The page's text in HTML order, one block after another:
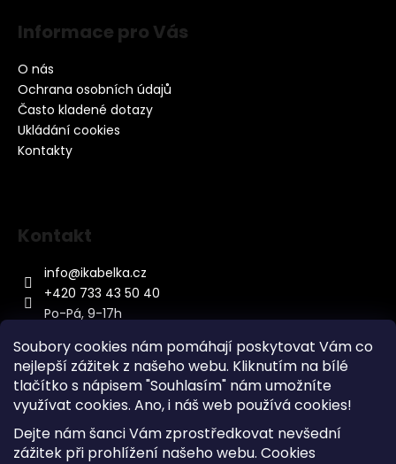
Soubory cookies nám pomáhají poskytovat Vám co
nejlepší zážitek z našeho webu. Kliknutím na bílé
tlačítko s nápisem "Souhlasím" nám umožníte
využívat cookies. Ano, i náš web používá cookies!
Dejte nám šanci Vám zprostředkovat nevšední
zážitek při prohlížení našeho webu. Cookies
Informace pro Vás
O nás
Ochrana osobních údajů
Často kladené dotazy
Ukládání cookies
Kontakty
Kontakt
info@ikabelka.cz
+420 733 43 50 40
Po-Pá, 9-17h
Kontakt
Sitemap